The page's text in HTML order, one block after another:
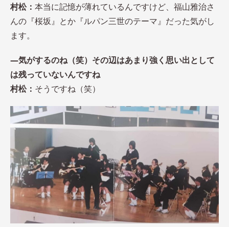
村松： 本当に記憶が薄れているんですけど、福山雅治さ
んの『桜坂』とか『ルパン三世のテーマ』だった気がし
ます。
―気がするのね（笑）その辺はあまり強く思い出として
は残っていないんですね
村松： そうですね（笑）